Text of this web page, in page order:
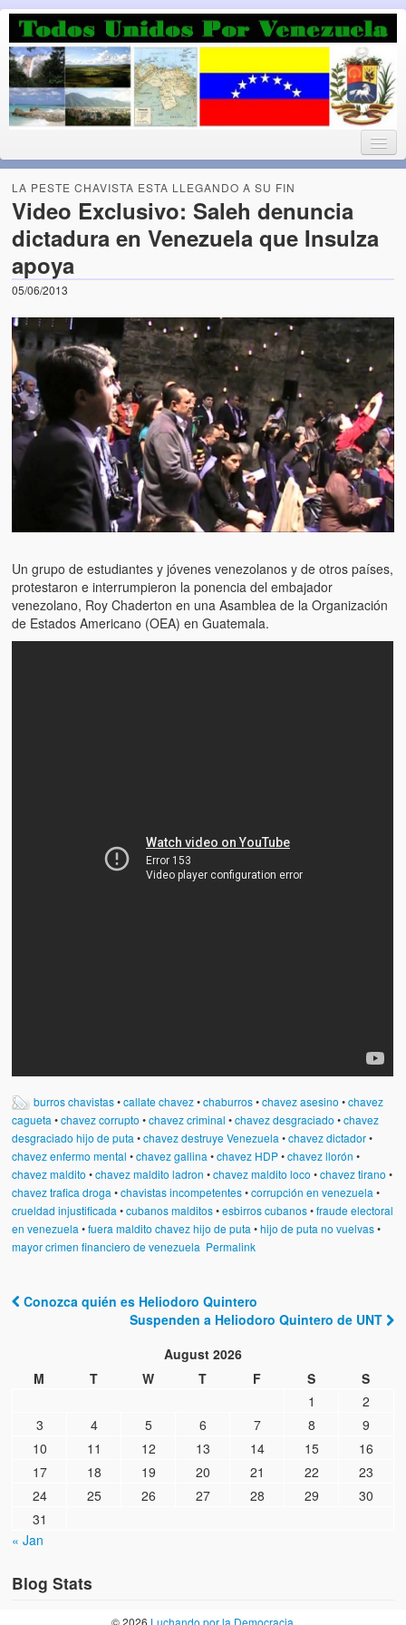
Luchando por la Democracia
Fuera el chavismo, la peor peste que le ha caido a esta tierra
Home
¡Bienvenido!
Todos Unidos por Venezuela te da la bienvenida a éste nuestro
Blog. (Todos Unidos por Venezuela welcomes you to our Blog)
Acerca de este blog (About this Blog)
Artículos
El Tipo y los Rojos en Los Teques (The Jerk and the Reds in
Teques)
Hablé con Chavistas (I spoke with chavistas)
Los niños de las calles de Venezuela (Children of the streets of
Venezuela)
poder hasta el 31 de diciembre de 2009
Víctimas inocentes de la violencia castrista del 4 de Febrero de
Videos
Chistes
LA PESTE CHAVISTA ESTA LLEGANDO A SU FIN
Video Exclusivo: Saleh denuncia
dictadura en Venezuela que Insulza
apoya
05/06/2013
Un grupo de estudiantes y jóvenes venezolanos y de otros países,
protestaron e interrumpieron la ponencia del embajador
venezolano, Roy Chaderton en una Asamblea de la Organización
de Estados Americano (OEA) en Guatemala.
burros chavistas•callate chavez•chaburros•chavez asesino •chavez
cagueta •chavez corrupto •chavez criminal •chavez desgraciado •chavez
desgraciado hijo de puta •chavez destruye Venezuela •chavez dictador•
chavez enfermo mental •chavez gallina •chavez HDP•chavez llorón •
chavez maldito •chavez maldito ladron •chavez maldito loco •chavez tirano •
chavez trafica droga •chavistas incompetentes•corrupción en venezuela •
crueldad injustificada •cubanos malditos•esbirros cubanos•fraude electoral
en venezuela •fuera maldito chavez hijo de puta •hijo de puta no vuelvas•
mayor crimen financiero de venezuela Permalink
Post navigation
Conozca quién es Heliodoro Quintero
Suspenden a Heliodoro Quintero de UNT
August 2026
M
T W T F S
S
1
2
3
4 5 6 7 8
9
10
11 12 13 14 15
16
17
18 19 20 21 22
23
24
25 26 27 28 29
30
31
« Jan
Blog Stats
© 2026 Luchando por la Democracia